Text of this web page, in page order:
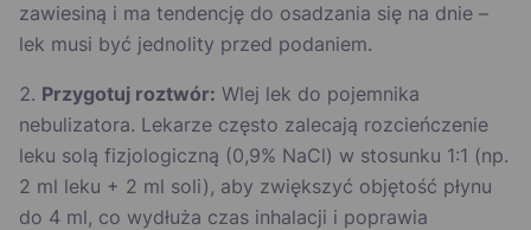
zawiesiną i ma tendencję do osadzania się na dnie –
lek musi być jednolity przed podaniem.
Przygotuj roztwór: Wlej lek do pojemnika
nebulizatora. Lekarze często zalecają rozcieńczenie
leku solą fizjologiczną (0,9% NaCl) w stosunku 1:1 (np.
2 ml leku + 2 ml soli), aby zwiększyć objętość płynu
do 4 ml, co wydłuża czas inhalacji i poprawia